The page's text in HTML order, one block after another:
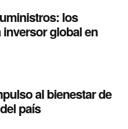
los
global en
al bienestar de
país